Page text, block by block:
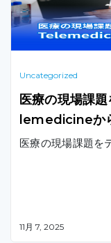
Uncategorized
医療の現場課
lemedicineか
医療の現場課題を
11月 7, 2025